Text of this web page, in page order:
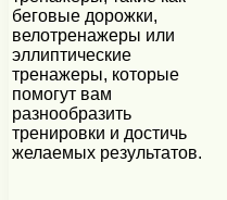
беговые дорожки,
велотренажеры или
эллиптические
тренажеры, которые
помогут вам
разнообразить
тренировки и достичь
желаемых результатов.